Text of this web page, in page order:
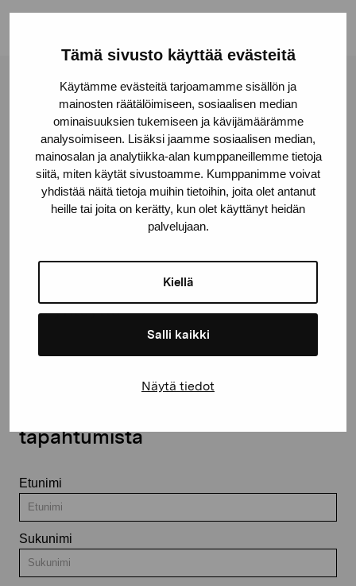
Tämä sivusto käyttää evästeitä
Käytämme evästeitä tarjoamamme sisällön ja
mainosten räätälöimiseen, sosiaalisen median
ominaisuuksien tukemiseen ja kävijämäärämme
analysoimiseen. Lisäksi jaamme sosiaalisen median,
mainosalan ja analytiikka-alan kumppaneillemme tietoja
siitä, miten käytät sivustoamme. Kumppanimme voivat
yhdistää näitä tietoja muihin tietoihin, joita olet antanut
heille tai joita on kerätty, kun olet käyttänyt heidän
palvelujaan.
Kiellä
Salli kaikki
Näytä tiedot
Pro Artibus -säätiö
Kustaa Vaasan katu 11
10600 Tammisaari
proartibus@proartibus.fi
+358 (0)50 371 6339
Ota yhteyttä
tapahtumista
Etunimi
Sukunimi